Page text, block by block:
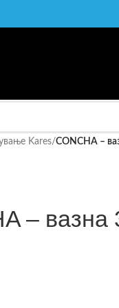
Kares/CONCHA –
– вазна